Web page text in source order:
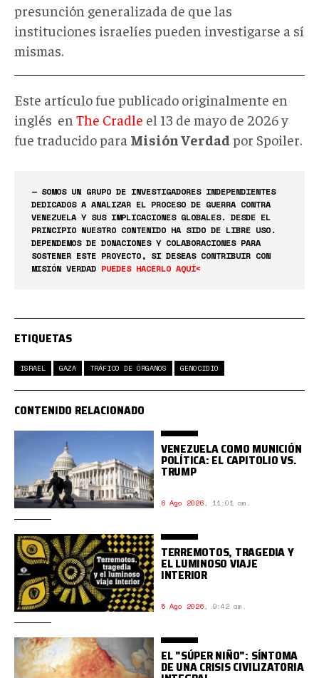
presunción generalizada de que las
instituciones israelíes pueden investigarse a sí
mismas.
Este artículo fue publicado originalmente en
inglés en The Cradle el 13 de mayo de 2026 y
fue traducido para Misión Verdad por Spoiler.
— SOMOS UN GRUPO DE INVESTIGADORES INDEPENDIENTES
DEDICADOS A ANALIZAR EL PROCESO DE GUERRA CONTRA
VENEZUELA Y SUS IMPLICACIONES GLOBALES. DESDE EL
PRINCIPIO NUESTRO CONTENIDO HA SIDO DE LIBRE USO.
DEPENDEMOS DE DONACIONES Y COLABORACIONES PARA
SOSTENER ESTE PROYECTO, SI DESEAS CONTRIBUIR CON
MISIÓN VERDAD PUEDES HACERLO AQUÍ<
ETIQUETAS
ISRAEL GAZA TRÁFICO DE ÓRGANOS GENOCIDIO
CONTENIDO RELACIONADO
VENEZUELA COMO MUNICIÓN
POLÍTICA: EL CAPITOLIO VS.
TRUMP
6 Ago 2026, 11:01 am.
TERREMOTOS, TRAGEDIA Y
EL LUMINOSO VIAJE
INTERIOR
5 Ago 2026, 9:42 am.
EL "SÚPER NIÑO": SÍNTOMA
DE UNA CRISIS CIVILIZATORIA